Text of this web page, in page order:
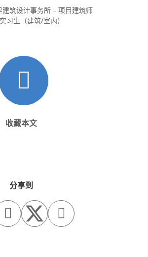
建筑设计事务所 – 项目建筑师
习生（建筑/室内）
收藏本文
分享到
 